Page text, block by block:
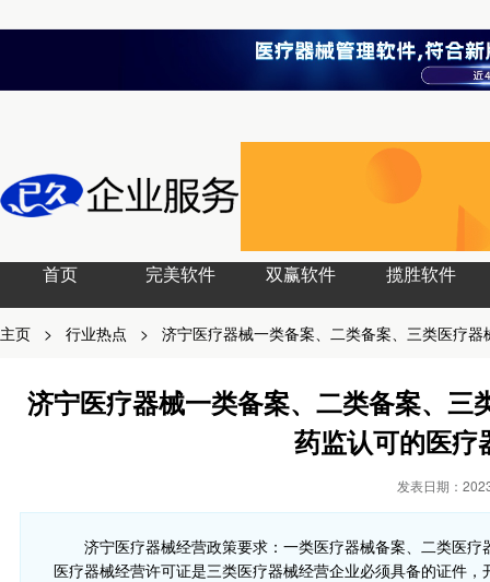
首页 完美软件 双赢软件 揽胜软件
主页 > 行业热点 > 济宁医疗器械一类备案、二类备案、三类医疗
济宁医疗器械一类备案、二类备案、
药监认可的医疗
发表日期：
济宁医疗器械经营政策要求：一类医疗器械备案、二类医
医疗器械经营许可证是三类医疗器械经营企业必须具备的证件